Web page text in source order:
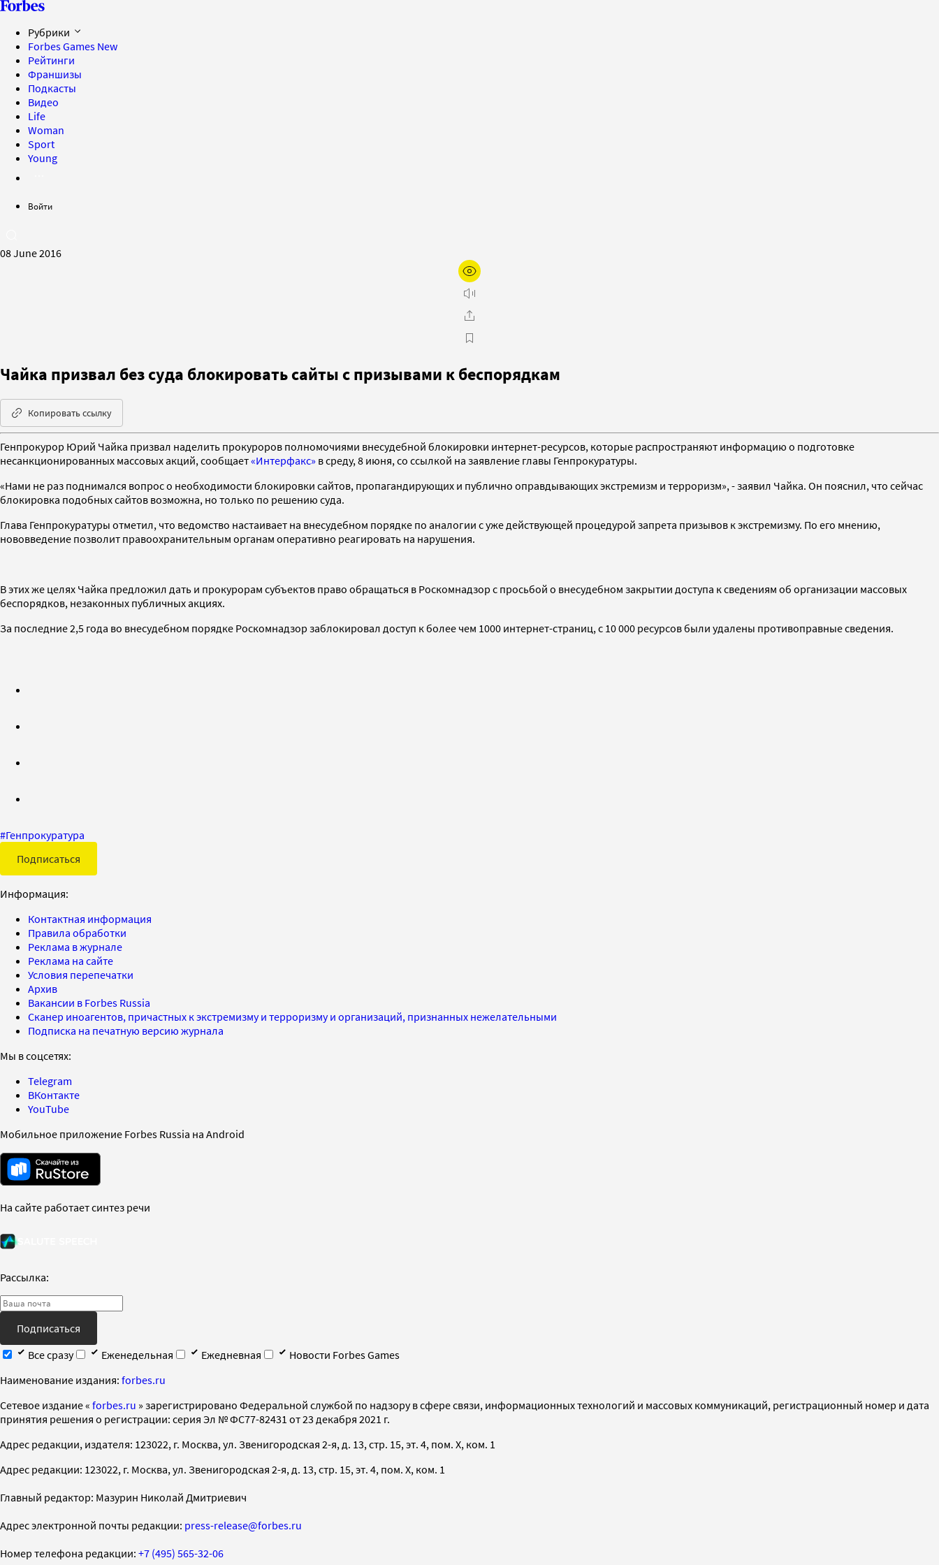
Рубрики
Forbes Games New
Рейтинги
Франшизы
Подкасты
Видео
Life
Woman
Sport
Young
Войти
08 June 2016
Чайка призвал без суда блокировать сайты с призывами к беспорядкам
Копировать ссылку
Генпрокурор Юрий Чайка призвал наделить прокуроров полномочиями внесудебной блокировки интернет-ресурсов, которые распространяют информацию о подготовке
несанкционированных массовых акций, сообщает«Интерфакс» в среду, 8 июня, со ссылкой на заявление главы Генпрокуратуры.
«Нами не раз поднимался вопрос о необходимости блокировки сайтов, пропагандирующих и публично оправдывающих экстремизм и терроризм», - заявил Чайка. Он пояснил, что сейчас
блокировка подобных сайтов возможна, но только по решению суда.
Глава Генпрокуратуры отметил, что ведомство настаивает на внесудебном порядке по аналогии с уже действующей процедурой запрета призывов к экстремизму. По его мнению,
нововведение позволит правоохранительным органам оперативно реагировать на нарушения.
В этих же целях Чайка предложил дать и прокурорам субъектов право обращаться в Роскомнадзор с просьбой о внесудебном закрытии доступа к сведениям об организации массовых
беспорядков, незаконных публичных акциях.
За последние 2,5 года во внесудебном порядке Роскомнадзор заблокировал доступ к более чем 1000 интернет-страниц, с 10 000 ресурсов были удалены противоправные сведения.
#Генпрокуратура
Подписаться
Информация:
Контактная информация
Правила обработки
Реклама в журнале
Реклама на сайте
Условия перепечатки
Архив
Вакансии в Forbes Russia
Сканер иноагентов, причастных к экстремизму и терроризму и организаций, признанных нежелательными
Подписка на печатную версию журнала
Мы в соцсетях:
Telegram
ВКонтакте
YouTube
Мобильное приложение Forbes Russia на Android
На сайте работает синтез речи
Рассылка:
Подписаться
Все сразу
Еженедельная Ежедневная
Новости Forbes Games
Наименование издания: forbes.ru
Cетевое издание « forbes.ru » зарегистрировано Федеральной службой по надзору в сфере связи, информационных технологий и массовых коммуникаций, регистрационный номер и дата
принятия решения о регистрации: серия Эл № ФС77-82431 от 23 декабря 2021 г.
Адрес редакции, издателя: 123022, г. Москва, ул. Звенигородская 2-я, д. 13, стр. 15, эт. 4, пом. X, ком. 1
Адрес редакции: 123022, г. Москва, ул. Звенигородская 2-я, д. 13, стр. 15, эт. 4, пом. X, ком. 1
Главный редактор: Мазурин Николай Дмитриевич
Адрес электронной почты редакции: press-release@forbes.ru
Номер телефона редакции: +7 (495) 565-32-06